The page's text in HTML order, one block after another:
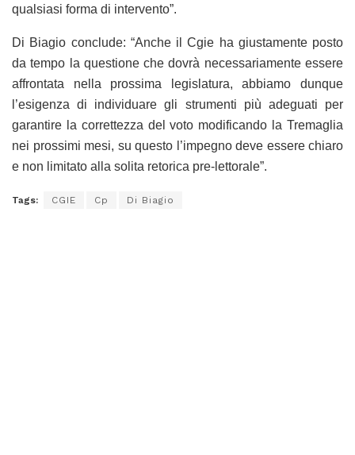
qualsiasi forma di intervento”.
Di Biagio conclude: “Anche il Cgie ha giustamente posto
da tempo la questione che dovrà necessariamente essere
affrontata nella prossima legislatura, abbiamo dunque
l’esigenza di individuare gli strumenti più adeguati per
garantire la correttezza del voto modificando la Tremaglia
nei prossimi mesi, su questo l’impegno deve essere chiaro
e non limitato alla solita retorica pre-lettorale”.
Tags: CGIE Cp Di Biagio